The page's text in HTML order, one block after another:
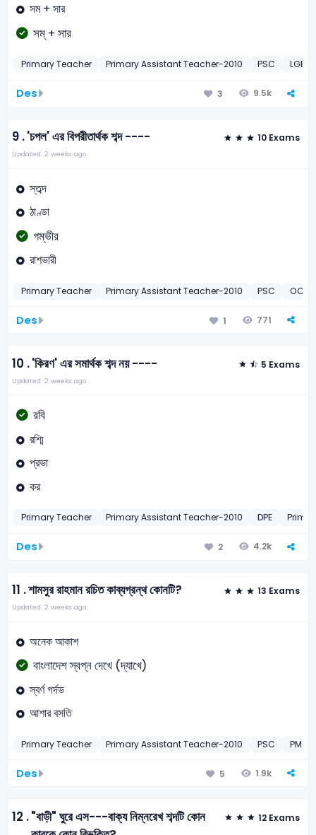
সম + সার
সম্‌ + সার
Primary Teacher Primary Assistant Teacher-2010 PSC
Des 3 9.5k
9 .'চপল' এর বিপরীতার্থক শব্দ ---- 10 Exams
Updated: 2 weeks ago
স্তব্দ
ঠাণ্ডা
গম্ভীর
রাশভারী
Primary Teacher Primary Assistant Teacher-2010 PSC
Des 1 771
10 .'কিরণ' এর সমার্থক শব্দ নয় ---- 5 Exams
Updated: 2 weeks ago
রবি
রশ্মি
প্রভা
কর
Primary Teacher Primary Assistant Teacher-2010 DPE
Des 2 4.2k
11 .শামসুর রাহমান রচিত কাব্যগ্রন্থ কোনটি? 13 Exams
Updated: 2 weeks ago
অনেক আকাশ
বাংলাদেশ স্বপ্ন দেখে (দ্যাখে)
স্বর্ণ গর্দভ
আশার বসতি
Primary Teacher Primary Assistant Teacher-2010 PSC PMO
Des 5 1.9k
12 ."বাড়ী" ঘুরে এস---বাক্য নিম্নরেখ শব্দটি কোন
12 Exams